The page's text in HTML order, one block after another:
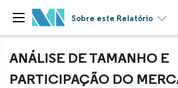
Sobre este Relatório
ANÁLISE DE TAMANHO E
PARTICIPAÇÃO DO